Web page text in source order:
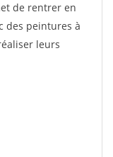
de rentrer en
des peintures à
leurs